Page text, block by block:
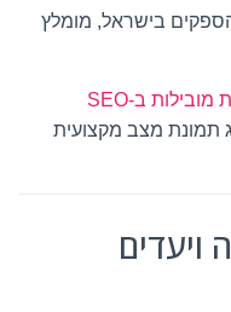
בישראל, מומלץ
סקירת שוק מקדמי אתרים וסוכנויות מובילות ב-SEO
תמונת מצב מקצועית
ויעדים